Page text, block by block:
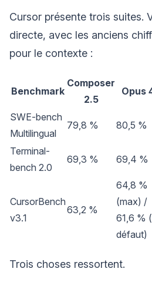
Cursor présente trois suites.
directe, avec les anciens
pour le contexte :
Benchmark
Composer
2.5
Opus
SWE-bench
Multilingual
79,8 % 80,5 %
Terminal-
bench 2.0
69,3 % 69,4 %
CursorBench
v3.1
63,2 %
64,8 %
(max) /
61,6 %
défaut)
Trois choses ressortent.